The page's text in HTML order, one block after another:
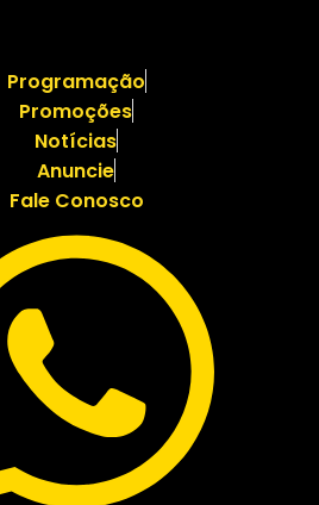
Programação
Promoções
Notícias
Anuncie
Fale Conosco